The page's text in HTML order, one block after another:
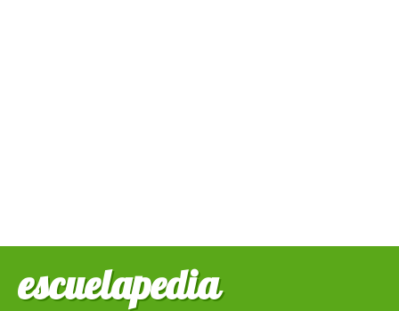
escuelapedia